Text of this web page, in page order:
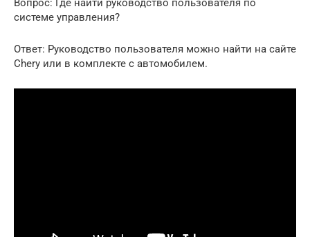
Вопрос: Где найти руководство пользователя по
системе управления?
Ответ: Руководство пользователя можно найти на сайте
Chery или в комплекте с автомобилем.